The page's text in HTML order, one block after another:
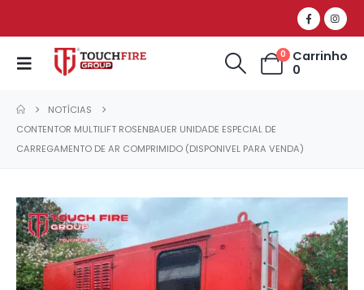
0
Carrinho
0
NOTÍCIAS
CONTENTOR MULTILIFT ROSENBAUER UNIDADE ESPECIAL DE
CARREGAMENTO DE AR COMPRIMIDO (DISPONIVEL PARA VENDA)